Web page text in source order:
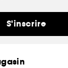
S'inscrire